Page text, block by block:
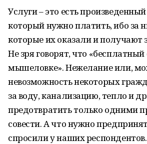
Услуги – это есть
который нужно платить, ибо за
которые их оказали и получают
Не зря говорят, что
мышеловке». Нежелание или,
невозможность некоторых
за воду, канализацию, тепло и
предотвратить только одними
совести. А что нужно
спросили у наших респондентов.